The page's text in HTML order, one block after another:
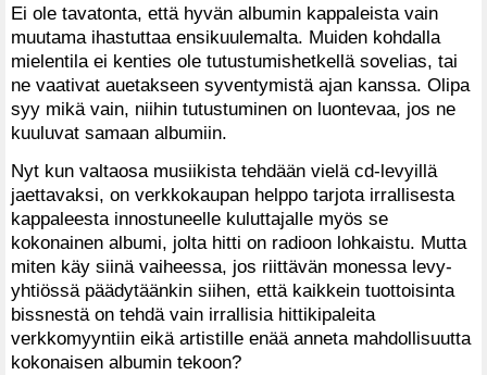
Ei ole tavatonta, että hyvän albumin kappaleista vain
muutama ihastuttaa ensikuulemalta. Muiden kohdalla
mielentila ei kenties ole tutustumishetkellä sovelias, tai
ne vaativat auetakseen syventymistä ajan kanssa. Olipa
syy mikä vain, niihin tutustuminen on luontevaa, jos ne
kuuluvat samaan albumiin.
Nyt kun valtaosa musiikista tehdään vielä cd-levyillä
jaettavaksi, on verkkokaupan helppo tarjota irrallisesta
kappaleesta innostuneelle kuluttajalle myös se
kokonainen albumi, jolta hitti on radioon lohkaistu. Mutta
miten käy siinä vaiheessa, jos riittävän monessa levy-
yhtiössä päädytäänkin siihen, että kaikkein tuottoisinta
bissnestä on tehdä vain irrallisia hittikipaleita
verkkomyyntiin eikä artistille enää anneta mahdollisuutta
kokonaisen albumin tekoon?